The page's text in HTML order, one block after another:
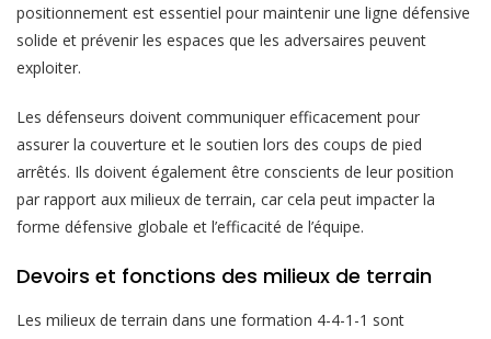
positionnement est essentiel pour maintenir une ligne défensive
solide et prévenir les espaces que les adversaires peuvent
exploiter.
Les défenseurs doivent communiquer efficacement pour
assurer la couverture et le soutien lors des coups de pied
arrêtés. Ils doivent également être conscients de leur position
par rapport aux milieux de terrain, car cela peut impacter la
forme défensive globale et l’efficacité de l’équipe.
Devoirs et fonctions des milieux de terrain
Les milieux de terrain dans une formation 4-4-1-1 sont